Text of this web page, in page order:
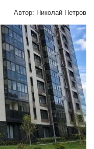
Автор: Николай Петров